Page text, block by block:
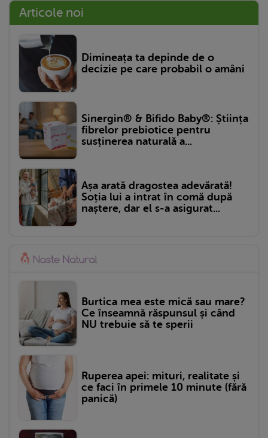
Articole noi
Dimineața ta depinde de o
decizie pe care probabil o amâni
Sinergin® & Bifido Baby®: Știința
fibrelor prebiotice pentru
susținerea naturală a...
Așa arată dragostea adevărată!
Soția lui a intrat în comă după
naștere, dar el s-a asigurat...
Burtica mea este mică sau mare?
Ce înseamnă răspunsul și când
NU trebuie să te sperii
Ruperea apei: mituri, realitate și
ce faci în primele 10 minute (fără
panică)